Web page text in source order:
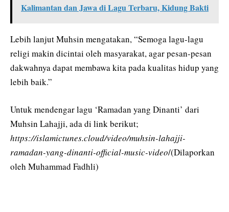
Kalimantan dan Jawa di Lagu Terbaru, Kidung Bakti
Lebih lanjut Muhsin mengatakan, “Semoga lagu-lagu
religi makin dicintai oleh masyarakat, agar pesan-pesan
dakwahnya dapat membawa kita pada kualitas hidup yang
lebih baik.”
Untuk mendengar lagu ‘Ramadan yang Dinanti’ dari
Muhsin Lahajji, ada di link berikut;
https://islamictunes.cloud/video/muhsin-lahajji-
ramadan-yang-dinanti-official-music-video/(Dilaporkan
oleh Muhammad Fadhli)